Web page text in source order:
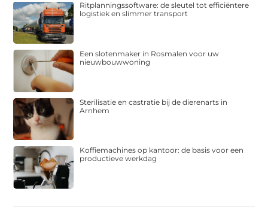
Ritplanningssoftware: de sleutel tot efficiëntere
logistiek en slimmer transport
Een slotenmaker in Rosmalen voor uw
nieuwbouwwoning
Sterilisatie en castratie bij de dierenarts in
Arnhem
Koffiemachines op kantoor: de basis voor een
productieve werkdag